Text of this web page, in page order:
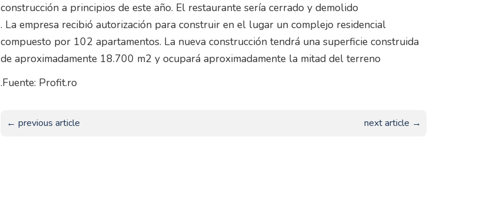
construcción a principios de este año. El restaurante sería cerrado y demolido
. La empresa recibió autorización para construir en el lugar un complejo residencial
compuesto por 102 apartamentos. La nueva construcción tendrá una superficie construida
de aproximadamente 18.700 m2 y ocupará aproximadamente la mitad del terreno
.Fuente: Profit.ro
← previous article next article →